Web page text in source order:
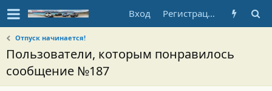
Вход Регистрация
Отпуск начинается!
Пользователи, которым понравилось
сообщение №187